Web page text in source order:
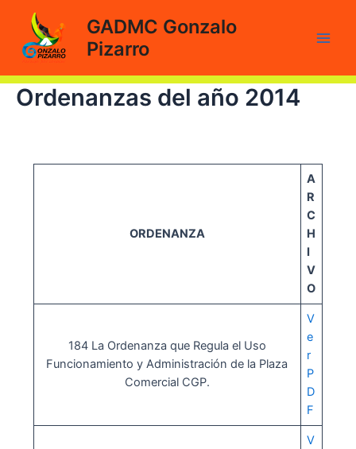
contenido
GADMC Gonzalo
Pizarro
Ordenanzas del año 2014
ORDENANZA
A
R
C
H
I
V
O
184 La Ordenanza que Regula el Uso
Funcionamiento y Administración de la Plaza
Comercial CGP.
V
e
r
P
D
F
V